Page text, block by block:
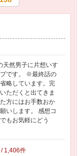
天然男子に片想いす
です。 ※最終話の
略しています。完
ただくと出てきま
方にはお手数おか
いします。 感想コ
もお気軽にどう
/ 1,406件